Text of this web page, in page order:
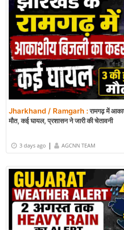
Jharkhand / Ramgarh :रामगढ़ में
मौत, कई घायल, प्रशासन ने जारी की चेतावनी
3 days ago | AGCNN TEAM